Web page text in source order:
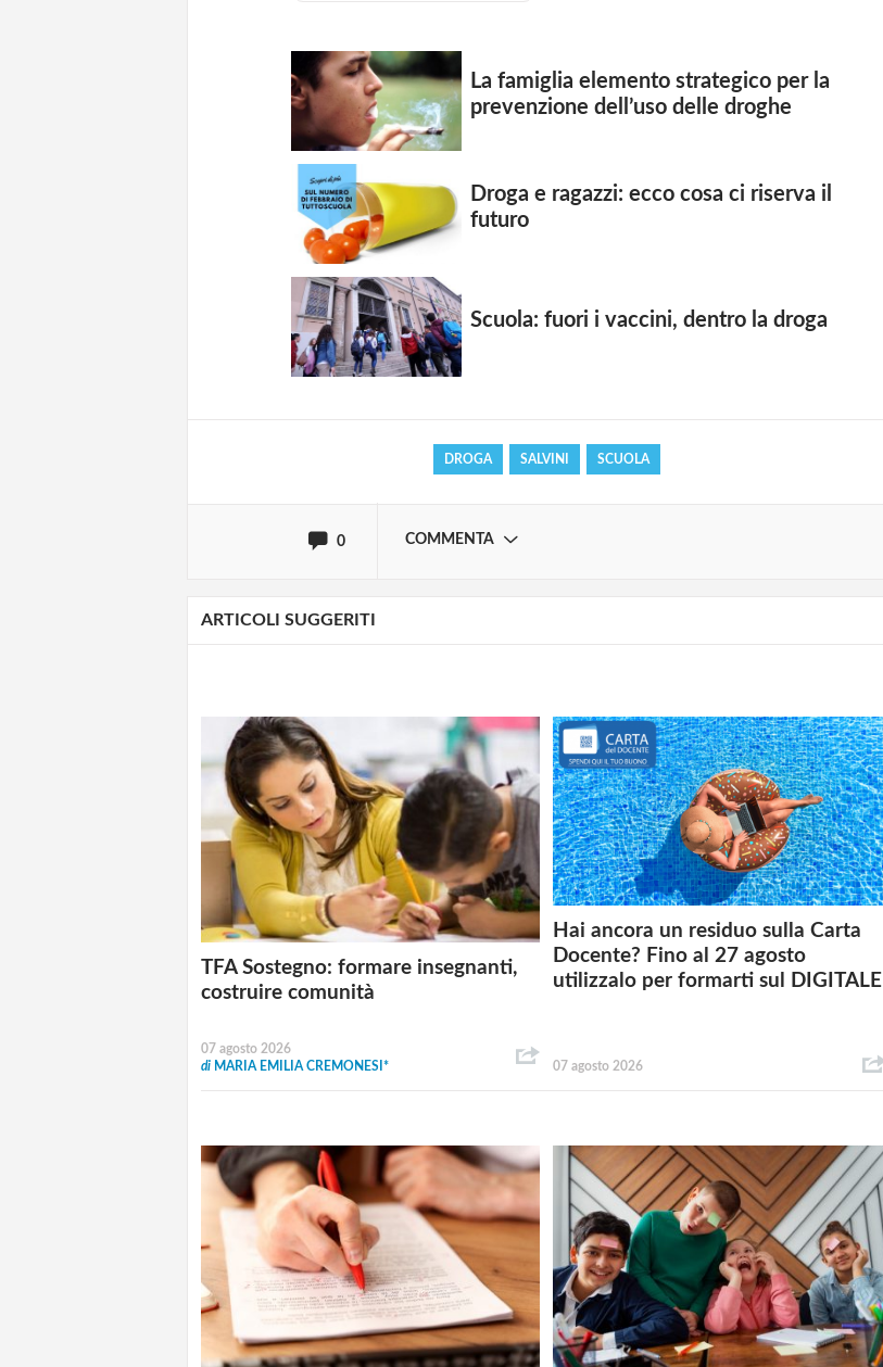
La famiglia elemento strategico per la
prevenzione dell’uso delle droghe
Droga e ragazzi: ecco cosa ci riserva il
futuro
Scuola: fuori i vaccini, dentro la droga
DROGA SALVINI SCUOLA
0 COMMENTA
Solo gli utenti registrati possono commentare!
Effettua il Login o
ARTICOLI SUGGERITI
TFA Sostegno: formare insegnanti,
costruire comunità
07 agosto 2026
di MARIA EMILIA CREMONESI*
Hai ancora un residuo sulla Carta
Docente? Fino al 27 agosto
utilizzalo per formarti sul DIGITALE
07 agosto 2026